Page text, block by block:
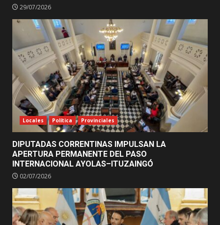
29/07/2026
Locales Política Provinciales
DIPUTADAS CORRENTINAS IMPULSAN LA
APERTURA PERMANENTE DEL PASO
INTERNACIONAL AYOLAS–ITUZAINGÓ
02/07/2026